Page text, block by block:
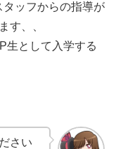
ッフからの指導が
す、、
生として入学する
さい